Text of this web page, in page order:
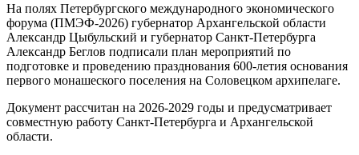
На полях Петербургского международного экономического
форума (ПМЭФ-2026) губернатор Архангельской области
Александр Цыбульский и губернатор Санкт-Петербурга
Александр Беглов подписали план мероприятий по
подготовке и проведению празднования 600-летия основания
первого монашеского поселения на Соловецком архипелаге.
Документ рассчитан на 2026-2029 годы и предусматривает
совместную работу Санкт-Петербурга и Архангельской
области.